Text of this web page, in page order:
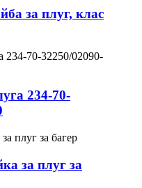
за плуг, клас
234-70-
за плуг за